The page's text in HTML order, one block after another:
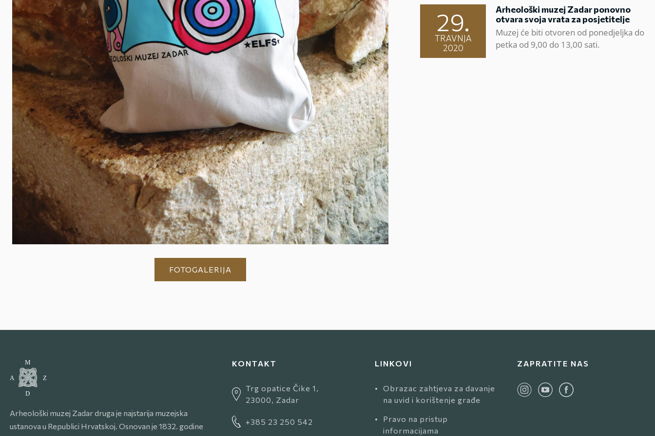
FOTOGALERIJA
29.
TRAVNJA
2020
Arheološki muzej Zadar ponovno
otvara svoja vrata za posjetitelje
Muzej će biti otvoren od ponedjeljka do
petka od 9,00 do 13,00 sati.
Arheološki muzej Zadar druga je najstarija muzejska
ustanova u Republici Hrvatskoj. Osnovan je 1832. godine
KONTAKT
Trg opatice Čike 1,
23000, Zadar
+385 23 250 542
LINKOVI
•
Obrazac zahtjeva za davanje
na uvid i korištenje građe
•
Pravo na pristup
informacijama
ZAPRATITE NAS